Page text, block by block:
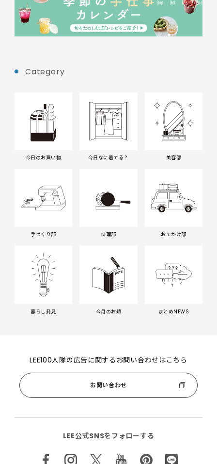
Category
今日のお買い物 今日なに着てる？ 美容部
手づくり部 料理部 おでかけ部
暮らし発見 今月のお題 まとめNEWS
LEE100人隊の広告に関するお問い合わせはこちら
お問い合わせ
LEE公式SNSをフォローする